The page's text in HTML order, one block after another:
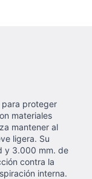
para proteger
materiales
mantener al
ligera. Su
y 3.000 mm. de
contra la
interna.